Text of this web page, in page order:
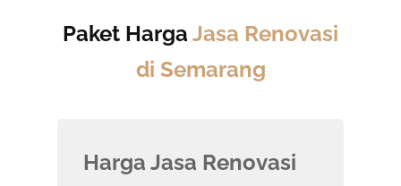
Paket Harga Jasa Renovasi
di Semarang
Harga Jasa Renovasi